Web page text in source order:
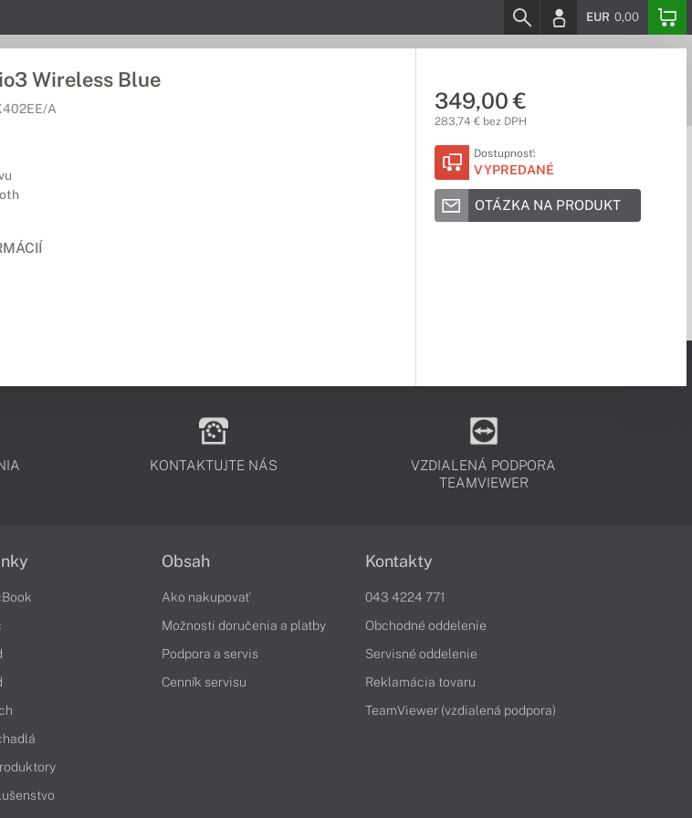
EUR 0,00
Wireless Blue
A 349,00 €
283,74 € bez DPH
Dostupnosť:
VYPREDANÉ
OTÁZKA NA PRODUKT
KONTAKTUJTE NÁS
VZDIALENÁ PODPORA
TEAMVIEWER
Obsah
Ako nakupovať
Možnosti doručenia a platby
Podpora a servis
Cenník servisu
Kontakty
043 4224 771
Obchodné oddelenie
Servisné oddelenie
Reklamácia tovaru
TeamViewer (vzdialená podpora)